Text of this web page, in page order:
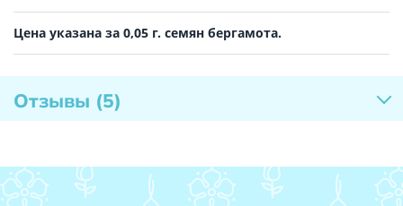
Цена указана за 0,05 г. семян бергамота.
Отзывы (5)